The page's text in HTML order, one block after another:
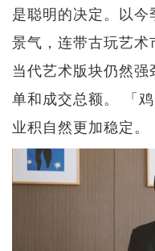
是聪明的决定。以
景气，连带古玩艺
当代艺术版块仍然
单和成交总额。 「
业积自然更加稳定。